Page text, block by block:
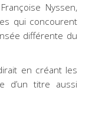
Nyssen,
qui concourent
différente du
en créant les
d’un titre aussi